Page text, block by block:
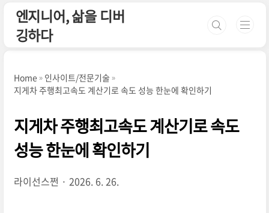
엔지니어, 삶을 디버
깅하다
Home
인사이트/전문기술
지게차 주행최고속도 계산기로 속도 성능 한눈에 확인하기
지게차 주행최고속도 계산기로 속도
성능 한눈에 확인하기
라이선스쩐 2026. 6. 26.